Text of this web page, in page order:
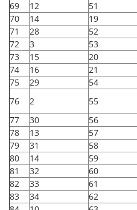
69
12 51
70
14 19
71
28 52
72
3 53
73
15 20
74
16 21
75
29 54
76
2 55
77
30 56
78
13 57
79
31 58
80
14 59
81
32 60
82
33 61
83
34 62